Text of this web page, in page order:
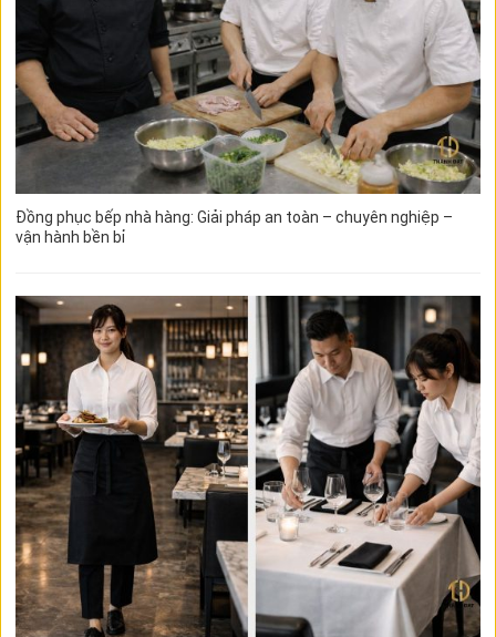
Đồng phục bếp nhà hàng: Giải pháp an toàn – chuyên nghiệp –
vận hành bền bỉ